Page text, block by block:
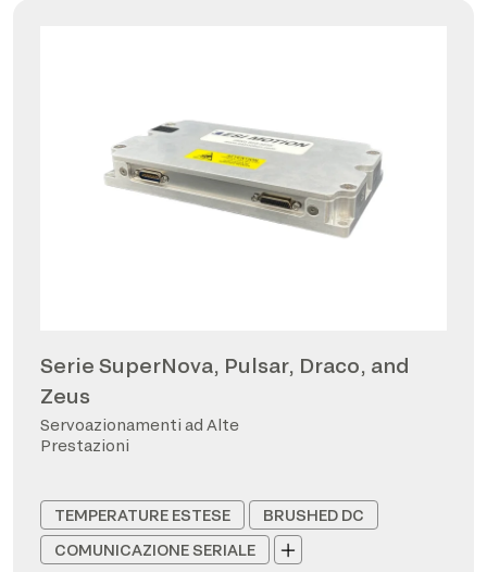
Serie SuperNova, Pulsar, Draco, and
Zeus
Servoazionamenti ad Alte
Prestazioni
TEMPERATURE ESTESE
BRUSHED DC
COMUNICAZIONE SERIALE